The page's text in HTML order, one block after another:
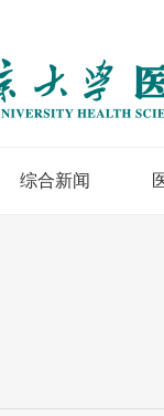
综合新闻